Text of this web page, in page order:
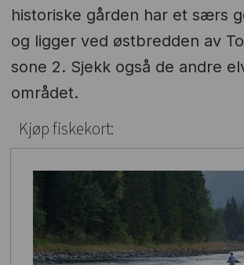
historiske gården har et særs
og ligger ved østbredden av
sone 2. Sjekk også de andre
området.
Kjøp fiskekort: